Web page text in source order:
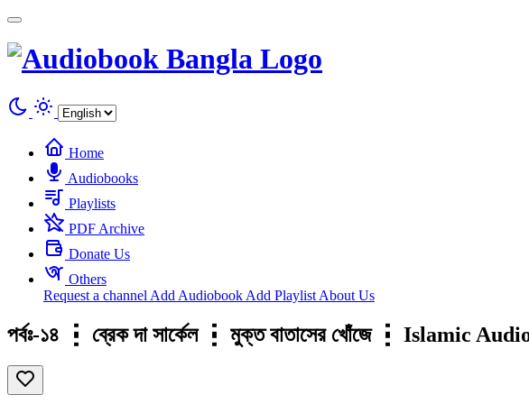
Home
Audiobooks
Playlists
PDF Archive
Donate Us
Others
Request a channel Add Audiobook Add Playlist About Us
পর্বঃ-১৪ ┇ ব্রেক দা সার্কেল ┇ মুক্ত বাতাসের খোঁজে ┇ Islamic